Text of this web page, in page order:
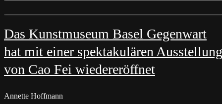
Das Kunstmuseum Basel Gegenwart
hat mit einer spektakulären Ausstellung
von Cao Fei wiedereröffnet
Annette Hoffmann